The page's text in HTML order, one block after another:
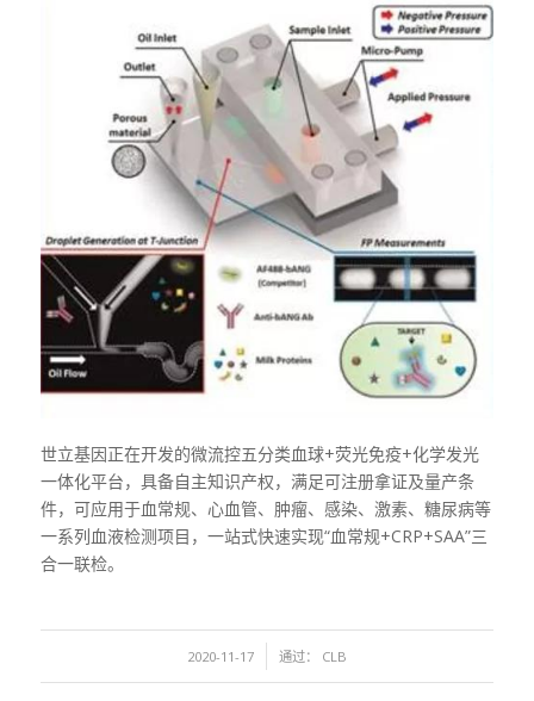
世立基因正在开发的微流控五分类血球+荧光免疫+化学发光
一体化平台，具备自主知识产权，满足可注册拿证及量产条
件，可应用于血常规、心血管、肿瘤、感染、激素、糖尿病等
一系列血液检测项目，一站式快速实现“血常规+CRP+SAA”三
合一联检。
2020-11-17
/ 通过： CLB